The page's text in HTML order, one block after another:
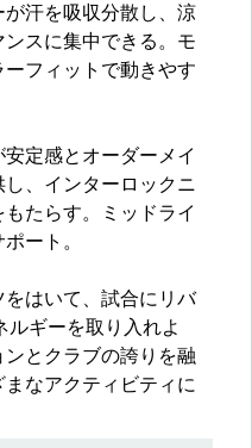
汗を吸収分散し、涼
スに集中できる。モ
フィットで動きやす
定感とオーダーメイ
し、インターロックニ
たらす。ミッドライ
ート。
はいて、試合にリバ
ルギーを取り入れよ
とクラブの誇りを融
なアクティビティに